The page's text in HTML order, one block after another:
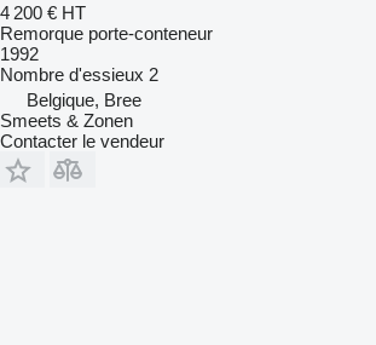
4 200 € HT
Remorque porte-conteneur
1992
Nombre d'essieux 2
Belgique, Bree
Smeets & Zonen
Contacter le vendeur